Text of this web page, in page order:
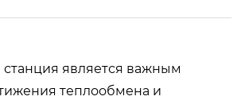
является важным
теплообмена и